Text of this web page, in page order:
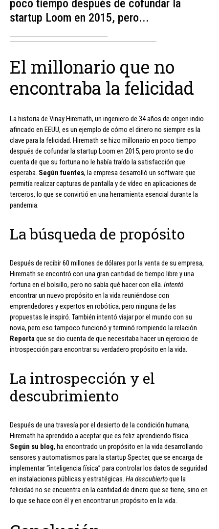
poco tiempo después de cofundar la
startup Loom en 2015, pero...
El millonario que no
encontraba la felicidad
La historia de Vinay Hiremath, un ingeniero de 34 años de origen indio
afincado en EEUU, es un ejemplo de cómo el dinero no siempre es la
clave para la felicidad. Hiremath se hizo millonario en poco tiempo
después de cofundar la startup Loom en 2015, pero pronto se dio
cuenta de que su fortuna no le había traído la satisfacción que
esperaba. Según fuentes, la empresa desarrolló un software que
permitía realizar capturas de pantalla y de vídeo en aplicaciones de
terceros, lo que se convirtió en una herramienta esencial durante la
pandemia.
La búsqueda de propósito
Después de recibir 60 millones de dólares por la venta de su empresa,
Hiremath se encontró con una gran cantidad de tiempo libre y una
fortuna en el bolsillo, pero no sabía qué hacer con ella. Intentó
encontrar un nuevo propósito en la vida reuniéndose con
emprendedores y expertos en robótica, pero ninguna de las
propuestas le inspiró. También intentó viajar por el mundo con su
novia, pero eso tampoco funcionó y terminó rompiendo la relación.
Reportaque se dio cuenta de que necesitaba hacer un ejercicio de
introspección para encontrar su verdadero propósito en la vida.
La introspección y el
descubrimiento
Después de una travesía por el desierto de la condición humana,
Hiremath ha aprendido a aceptar que es feliz aprendiendo física.
Según su blog, ha encontrado un propósito en la vida desarrollando
sensores y automatismos para la startup Specter, que se encarga de
implementar “inteligencia física” para controlar los datos de seguridad
en instalaciones públicas y estratégicas. Ha descubiertoque la
felicidad no se encuentra en la cantidad de dinero que se tiene, sino en
lo que se hace con él y en encontrar un propósito en la vida.